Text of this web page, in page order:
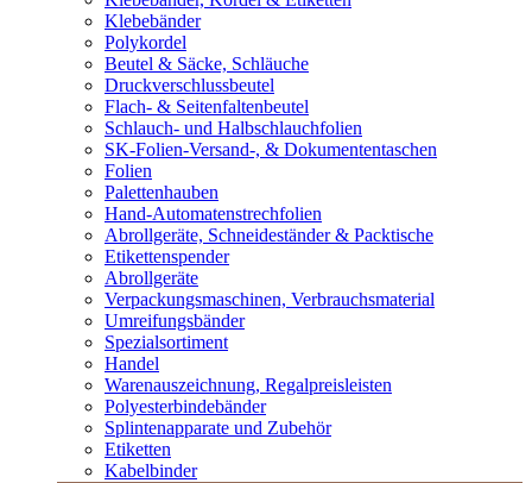
Klebebänder
Polykordel
Beutel & Säcke, Schläuche
Druckverschlussbeutel
Flach- & Seitenfaltenbeutel
Schlauch- und Halbschlauchfolien
SK-Folien-Versand-, & Dokumententaschen
Folien
Palettenhauben
Hand-Automatenstrechfolien
Abrollgeräte, Schneideständer & Packtische
Etikettenspender
Abrollgeräte
Verpackungsmaschinen, Verbrauchsmaterial
Umreifungsbänder
Spezialsortiment
Handel
Warenauszeichnung, Regalpreisleisten
Polyesterbindebänder
Splintenapparate und Zubehör
Etiketten
Kabelbinder